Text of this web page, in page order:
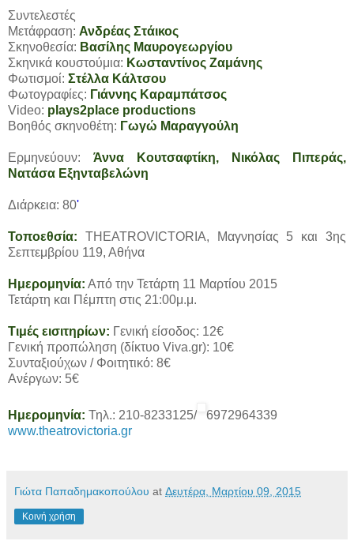
Συντελεστές
Μετάφραση: Ανδρέας Στάικος
Σκηνοθεσία: Βασίλης Μαυρογεωργίου
Σκηνικά κουστούμια: Κωσταντίνος Ζαμάνης
Φωτισμοί: Στέλλα Κάλτσου
Φωτογραφίες: Γιάννης Καραμπάτσος
Video: plays2place productions
Βοηθός σκηνοθέτη: Γωγώ Μαραγγούλη
Ερμηνεύουν: Άννα Κουτσαφτίκη, Νικόλας Πιπεράς,
Νατάσα Εξηνταβελώνη
Διάρκεια: 80'
Τοποεθσία:
ΤΗΕΑΤROVICTORIA, Μαγνησίας 5 και 3ης
Σεπτεμβρίου 119, Αθήνα
Ημερομηνία: Από την Τετάρτη 11 Μαρτίου 2015
Τετάρτη και Πέμπτη στις 21:00μ.μ.
Τιμές εισιτηρίων: Γενική είσοδος: 12€
Γενική προπώληση (δίκτυο Viva.gr): 10€
Συνταξιούχων / Φοιτητικό: 8€
Ανέργων: 5€
Ημερομηνία: Τηλ.: 210-8233125/
6972964339
www.theatrovictoria.gr
Γιώτα Παπαδημακοπούλου at Δευτέρα, Μαρτίου 09, 2015
Κοινή χρήση